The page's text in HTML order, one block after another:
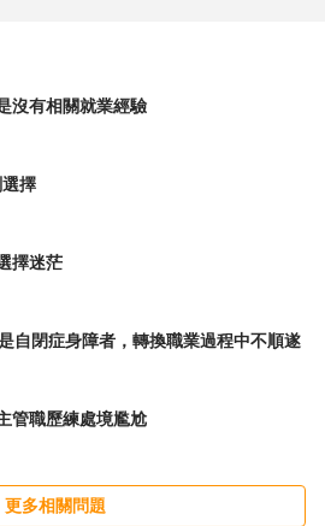
了自己在意的工作條件外，我建議
一面，自己的作品是否足以讓客人
的你，做了一年轉換跑道試試看，
沒有相關就業經驗
擇
擇迷茫
自閉症身障者，轉換職業過程中不順遂
管職歷練處境尷尬
更多相關問題